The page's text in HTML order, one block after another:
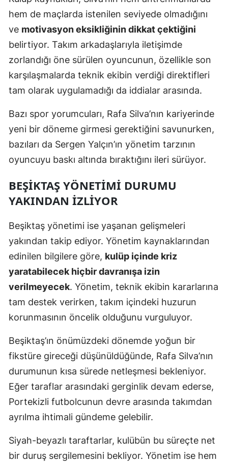
Yozgat
Zonguldak
Aksaray
Bayburt
Kırıkkale
Batman
Şırnak
Bartın
Iğdır
Yalova
Karabük
Kilis
hem de maçlarda istenilen seviyede olmadığını
ve motivasyon eksikliğinin dikkat çektiğini
belirtiyor. Takım arkadaşlarıyla iletişimde
zorlandığı öne sürülen oyuncunun, özellikle son
karşılaşmalarda teknik ekibin verdiği direktifleri
tam olarak uygulamadığı da iddialar arasında.
Bazı spor yorumcuları, Rafa Silva’nın kariyerinde
yeni bir döneme girmesi gerektiğini savunurken,
bazıları da Sergen Yalçın’ın yönetim tarzının
oyuncuyu baskı altında bıraktığını ileri sürüyor.
BEŞIKTAŞ YÖNETIMI DURUMU
YAKINDAN İZLIYOR
Beşiktaş yönetimi ise yaşanan gelişmeleri
yakından takip ediyor. Yönetim kaynaklarından
edinilen bilgilere göre, kulüp içinde kriz
yaratabilecek hiçbir davranışa izin
verilmeyecek. Yönetim, teknik ekibin kararlarına
tam destek verirken, takım içindeki huzurun
korunmasının öncelik olduğunu vurguluyor.
Beşiktaş’ın önümüzdeki dönemde yoğun bir
fikstüre gireceği düşünüldüğünde, Rafa Silva’nın
durumunun kısa sürede netleşmesi bekleniyor.
Eğer taraflar arasındaki gerginlik devam ederse,
Portekizli futbolcunun devre arasında takımdan
ayrılma ihtimali gündeme gelebilir.
Siyah-beyazlı taraftarlar, kulübün bu süreçte net
bir duruş sergilemesini bekliyor. Yönetim ise hem